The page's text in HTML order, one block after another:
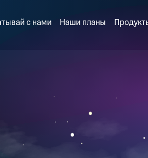
с нами Наши планы